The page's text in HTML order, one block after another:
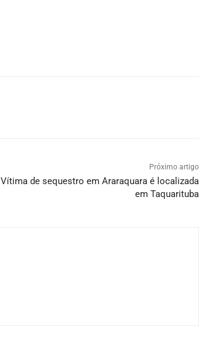
Próximo artigo
Vítima de sequestro em Araraquara é localizada
em Taquarituba